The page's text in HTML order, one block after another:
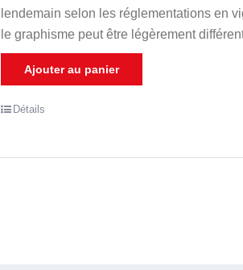
lendemain selon les réglementations en
le graphisme peut être légèrement
Ajouter au panier
Détails